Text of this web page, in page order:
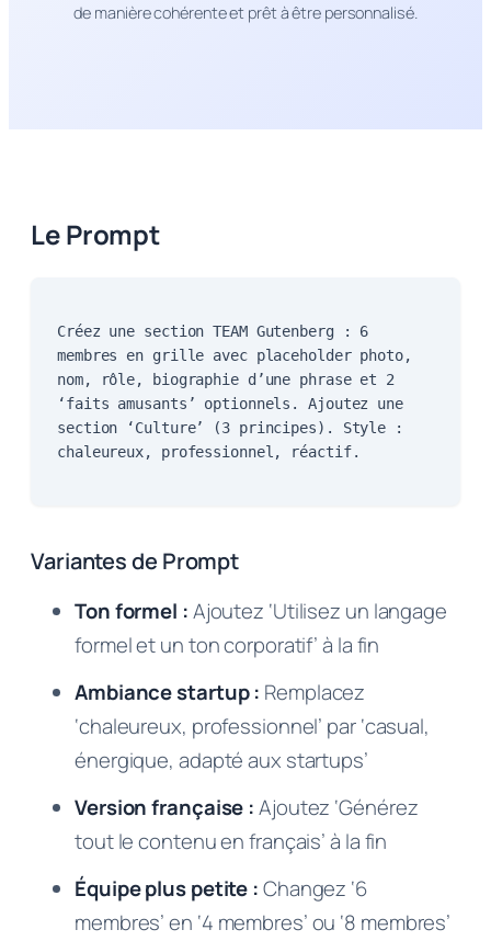
de manière cohérente et prêt à être personnalisé.
Le Prompt
Créez une section TEAM Gutenberg : 6
membres en grille avec placeholder photo,
nom, rôle, biographie d’une phrase et 2
‘faits amusants’ optionnels. Ajoutez une
section ‘Culture’ (3 principes). Style :
chaleureux, professionnel, réactif.
Variantes de Prompt
Ton formel :Ajoutez ‘Utilisez un langage
formel et un ton corporatif’ à la fin
Ambiance startup : Remplacez
‘chaleureux, professionnel’ par ‘casual,
énergique, adapté aux startups’
Version française :Ajoutez ‘Générez
tout le contenu en français’ à la fin
Équipe plus petite :Changez ‘6
membres’ en ‘4 membres’ ou ‘8 membres’